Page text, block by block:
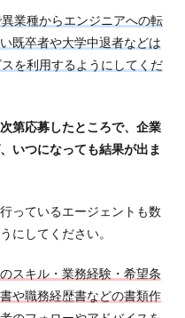
業種からエンジニアへの転
既卒者や大学中退者などは
を利用するようにしてくだ
第応募したところで、企業
いつになっても結果が出ま
っているエージェントも数
にしてください。
スキル・業務経験・希望条
や職務経歴書などの書類作